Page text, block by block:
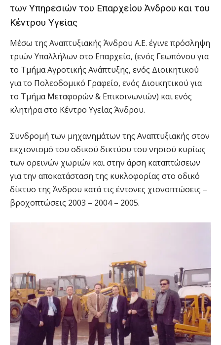
των Υπηρεσιών του Επαρχείου Άνδρου και του
Κέντρου Υγείας
Μέσω της Αναπτυξιακής Άνδρου Α.Ε. έγινε πρόσληψη
τριών Υπαλλήλων στο Επαρχείο, (ενός Γεωπόνου για
το Τμήμα Αγροτικής Ανάπτυξης, ενός Διοικητικού
για το Πολεοδομικό Γραφείο, ενός Διοικητικού για
το Τμήμα Μεταφορών & Επικοινωνιών) και ενός
κλητήρα στο Κέντρο Υγείας Άνδρου.
Συνδρομή των μηχανημάτων της Αναπτυξιακής στον
εκχιονισμό του οδικού δικτύου του νησιού κυρίως
των ορεινών χωριών και στην άρση καταπτώσεων
για την αποκατάσταση της κυκλοφορίας στο οδικό
δίκτυο της Άνδρου κατά τις έντονες χιονοπτώσεις –
βροχοπτώσεις 2003 – 2004 – 2005.